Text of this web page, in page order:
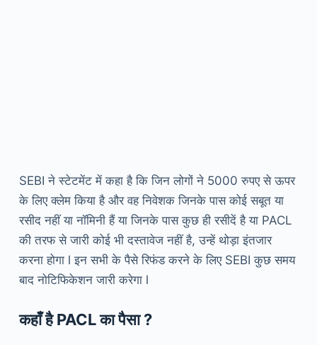
SEBI ने स्टेटमेंट में कहा है कि जिन लोगों ने 5000 रुपए से ऊपर
के लिए क्लेम किया है और वह निवेशक जिनके पास कोई सबूत या
रसीद नहीं या नॉमिनी हैं या जिनके पास कुछ ही रसीदें है या PACL
की तरफ से जारी कोई भी दस्तावेज नहीं है, उन्हें थोड़ा इंतजार
करना होगा l इन सभी के पैसे रिफंड करने के लिए SEBI कुछ समय
बाद नोटिफिकेशन जारी करेगा l
कहाँ है PACL का पैसा ?